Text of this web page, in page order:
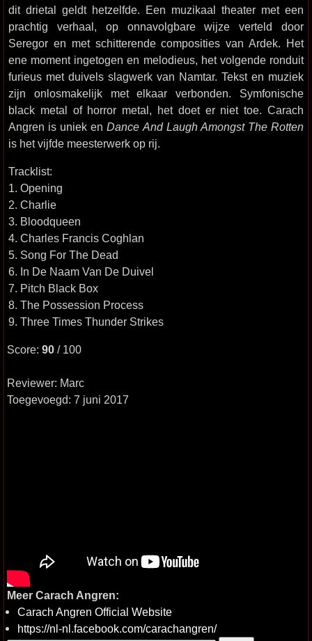
dit drietal geldt hetzelfde. Een muzikaal theater met een
prachtig verhaal, op onnavolgbare wijze verteld door
Seregor en met schitterende composities van Ardek. Het
ene moment ingetogen en melodieus, het volgende ronduit
furieus met duivels slagwerk van Namtar. Tekst en muziek
zijn onlosmakelijk met elkaar verbonden. Symfonische
black metal of horror metal, het doet er niet toe. Carach
Angren is uniek enDance And Laugh Amongst The Rotten
is het vijfde meesterwerk op rij.
Tracklist:
1. Opening
2. Charlie
3. Bloodqueen
4. Charles Francis Coghlan
5. Song For The Dead
6. In De Naam Van De Duivel
7. Pitch Black Box
8. The Possession Process
9. Three Times Thunder Strikes
Score: 90 / 100
Reviewer: Marc
Toegevoegd: 7 juni 2017
Meer Carach Angren:
Carach Angren Official Website
https://nl-nl.facebook.com/carachangren/